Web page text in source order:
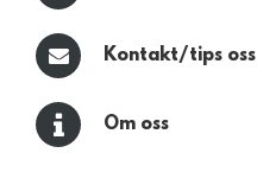
Kontakt/tips oss
Om oss